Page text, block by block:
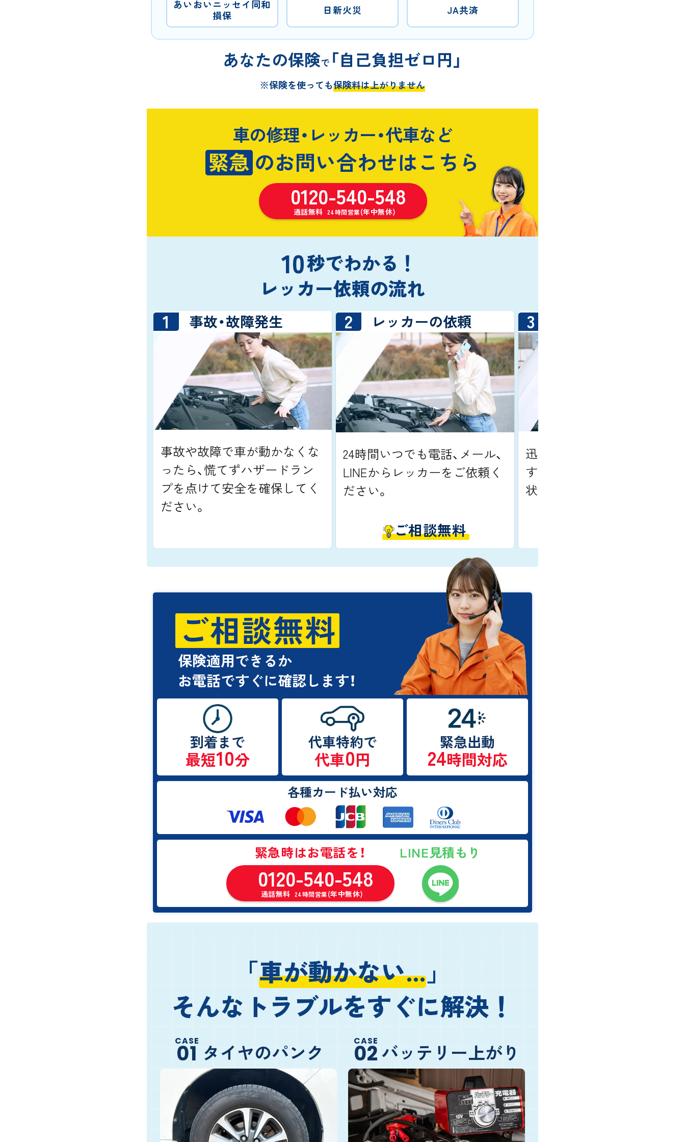
あいおいニッセイ同和
損保
日新火災 JA共済
あなたの保険で 「自己負担ゼロ円」
※保険を使っても保険料は上がりません
車の修理・レッカー・代車など
緊急 のお問い合わせはこちら
0120-540-548
通話無料 24時間営業(年中無休)
10秒でわかる！
レッカー依頼の流れ
1 事故・故障発生
事故や故障で車が動かなくな
ったら、慌てずハザードラン
プを点けて安全を確保してく
ださい。
2 レッカーの依頼
24時間いつでも電話、メール、
LINEからレッカーをご依頼く
ださい。
ご相談無料
3
迅速にスタッフが駆けつけま
す。安全に配慮しながら車の
状態を確認します。
ご相談無料
保険適用できるか
お電話ですぐに確認します！
到着まで
最短10分
代車特約で
代車0円
緊急出動
24時間対応
各種カード払い対応
緊急時はお電話を！
0120-540-548
通話無料 24時間営業(年中無休)
LINE見積もり
「車が動かない… 」
そんなトラブルをすぐに解決！
CASE
01 タイヤのパンク CASE
02バッテリー上がり